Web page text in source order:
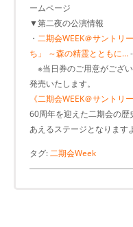
ームページ
▼第二夜の公演情報
・ 二期会WEEK＠サント
ち」 ～森の精霊とともに…
※当日券のご用意がござ
発売いたします。
《二期会WEEK＠サントリ
60周年を迎えた二期会の
あえるステージとなります
タグ:二期会Week